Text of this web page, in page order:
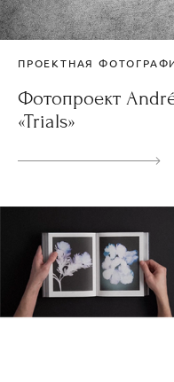
ПРОЕКТНАЯ
Фотопроект
«Trials»